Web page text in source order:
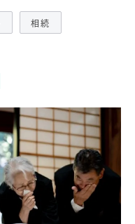
相続